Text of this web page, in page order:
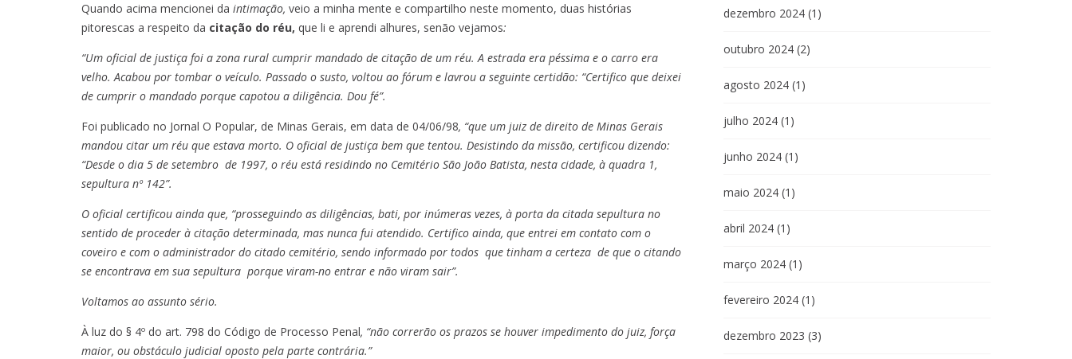
Quando acima mencionei da intimação, veio a minha mente e compartilho neste momento, duas histórias
pitorescas a respeito da citação do réu, que li e aprendi alhures, senão vejamos:
“Um oficial de justiça foi a zona rural cumprir mandado de citação de um réu. A estrada era péssima e o carro era
velho. Acabou por tombar o veículo. Passado o susto, voltou ao fórum e lavrou a seguinte certidão: “Certifico que deixei
de cumprir o mandado porque capotou a diligência. Dou fé”.
Foi publicado no Jornal O Popular, de Minas Gerais, em data de 04/06/98, “que um juiz de direito de Minas Gerais
mandou citar um réu que estava morto. O oficial de justiça bem que tentou. Desistindo da missão, certificou dizendo:
“Desde o dia 5 de setembro de 1997, o réu está residindo no Cemitério São João Batista, nesta cidade, à quadra 1,
sepultura nº 142”.
O oficial certificou ainda que, “prosseguindo as diligências, bati, por inúmeras vezes, à porta da citada sepultura no
sentido de proceder à citação determinada, mas nunca fui atendido. Certifico ainda, que entrei em contato com o
coveiro e com o administrador do citado cemitério, sendo informado por todos que tinham a certeza de que o citando
se encontrava em sua sepultura porque viram-no entrar e não viram sair”.
Voltamos ao assunto sério.
À luz do § 4º do art. 798 do Código de Processo Penal, “não correrão os prazos se houver impedimento do juiz, força
maior, ou obstáculo judicial oposto pela parte contrária.”
dezembro 2024 (1)
outubro 2024 (2)
agosto 2024 (1)
julho 2024 (1)
junho 2024 (1)
maio 2024 (1)
abril 2024 (1)
março 2024 (1)
fevereiro 2024 (1)
dezembro 2023 (3)